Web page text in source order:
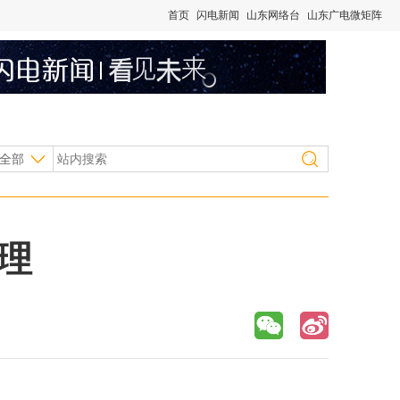
首页 闪电新闻 山东网络台 山东广电微矩阵
部